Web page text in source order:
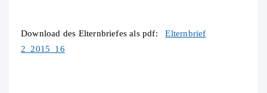
Download des Elternbriefes als pdf:Elternbrief
2_2015_16